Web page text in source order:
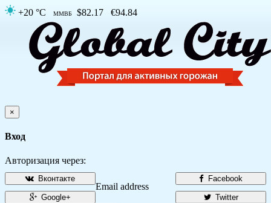
+20 °C ММВБ $82.17 €94.84
×
Вход
Авторизация через:
Facebook
Вконтакте
Twitter
Google+
Email address